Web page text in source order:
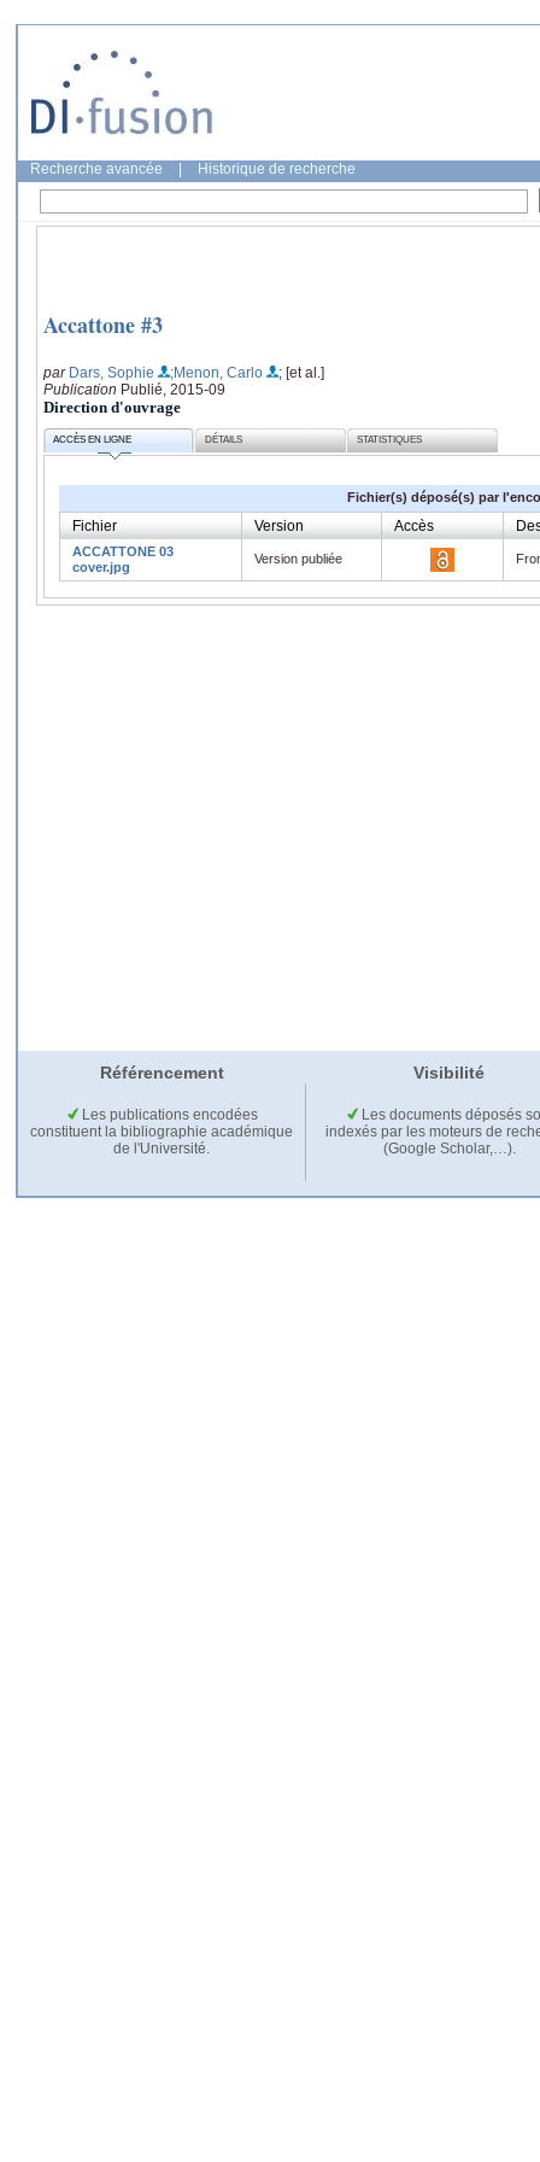
Recherche avancée Historique de recherche
Accattone #3
par Dars, Sophie ;Menon, Carlo
; [et al.]
Publication Publié, 2015-09
Direction d'ouvrage
ACCÈS EN LIGNE DÉTAILS STATISTIQUES
Fichier(s) déposé(s) par
Fichier Version Accès
ACCATTONE 03
cover.jpg
Version publiée
Référencement Visibilité
Les publications encodées
constituent la bibliographie académique
de l'Université.
Les documents déposés
indexés par les moteurs de
(Google Scholar,…).